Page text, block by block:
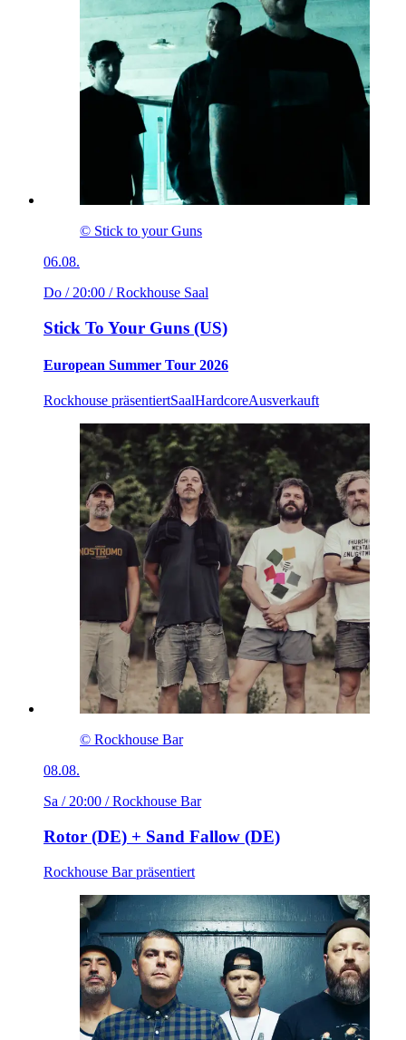
© Stick to your Guns
06.08.
Do / 20:00 / Rockhouse Saal
Stick To Your Guns (US)
European Summer Tour 2026
Rockhouse präsentiertSaalHardcoreAusverkauft
© Rockhouse Bar
08.08.
Sa / 20:00 / Rockhouse Bar
Rotor (DE) + Sand Fallow (DE)
Rockhouse Bar präsentiert